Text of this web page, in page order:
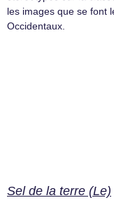
les images que se font
Occidentaux.
Sel de la terre (Le)